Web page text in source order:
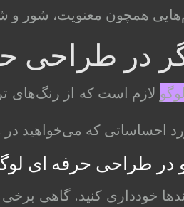
همچون معنویت، شور و
در طراحی
لازم است که از رنگ‌های
احساساتی که می‌خواهید
در طراحی حرفه ای
خودداری کنید. گاهی